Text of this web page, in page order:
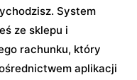
System
ze sklepu i
rachunku, który
aplikacji